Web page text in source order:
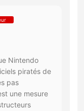
Nintendo
piratés de
pas
une mesure